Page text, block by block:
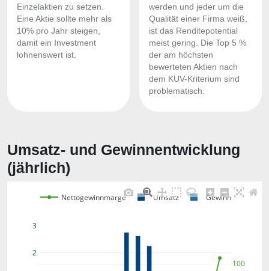
Einzelaktien zu setzen.
Eine Aktie sollte mehr als
10% pro Jahr steigen,
damit ein Investment
lohnenswert ist.
werden und jeder um die
Qualität einer Firma weiß,
ist das Renditepotential
meist gering. Die Top 5 %
der am höchsten
bewerteten Aktien nach
dem KUV-Kriterium sind
problematisch.
Umsatz- und Gewinnentwicklung
(jährlich)
2
3
100
Nettogewinnmarge Umsatz Gewinn